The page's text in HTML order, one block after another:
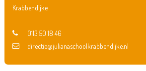
Krabbendijke
0113 50 18 46
directie@julianaschoolkrabbendijke.nl